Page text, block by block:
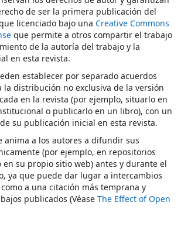
de ser la primera publicación del
licenciado bajo una Creative Commons
que permite a otros compartir el trabajo
de la autoría del trabajo y la
en esta revista.
establecer por separado acuerdos
la distribución no exclusiva de la versión
en la revista (por ejemplo, situarlo en
o publicarlo en un libro), con un
su publicación inicial en esta revista.
anima a los autores a difundir sus
(por ejemplo, en repositorios
en su propio sitio web) antes y durante el
ya que puede dar lugar a intercambios
a una citación más temprana y
publicados (Véase The Effect of Open